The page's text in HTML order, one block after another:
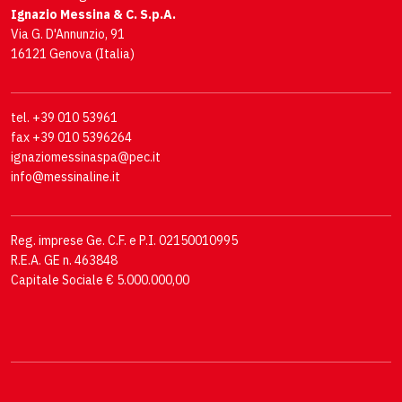
Ignazio Messina & C. S.p.A.
Via G. D'Annunzio, 91
16121 Genova (Italia)
tel. +39 010 53961
fax +39 010 5396264
ignaziomessinaspa@pec.it
info@messinaline.it
Reg. imprese Ge. C.F. e P.I. 02150010995
R.E.A. GE n. 463848
Capitale Sociale € 5.000.000,00